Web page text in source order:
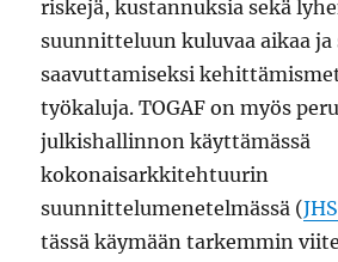
riskejä, kustannuksia sekä
suunnitteluun kuluvaa aikaa ja
saavuttamiseksi
työkaluja. TOGAF on myös
julkishallinnon käyttämässä
kokonaisarkkitehtuurin
suunnittelumenetelmässä (
tässä käymään tarkemmin